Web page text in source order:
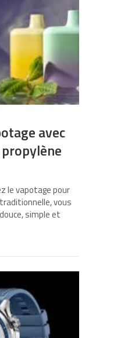
avec
le vapotage pour
vous
simple et